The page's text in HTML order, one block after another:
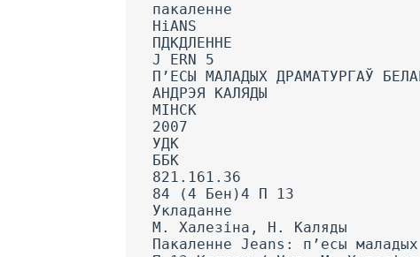
пакаленне
HiANS
ПДКДЛЕННЕ
J ERN 5
П’ЕСЫ МАЛАДЫХ ДРАМАТУРГАЎ
АНДРЭЯ КАЛЯДЫ
МІНСК
2007
УДК
ББК
821.161.36
84 (4 Бен)4 П 13
Укладанне
М. Халезіна, Н. Каляды
Пакаленне Jeans: п’есы